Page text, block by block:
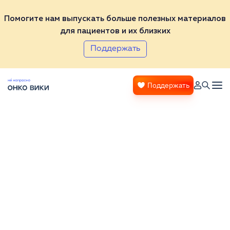
Помогите нам выпускать больше полезных материалов
для пациентов и их близких
Поддержать
Поддержать